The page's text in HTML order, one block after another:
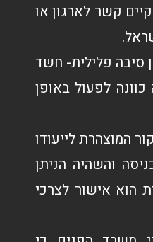
קשר לארגון או
סיבה פלילית- חשד
לפעול באופן
המוצהרת לייעודו
והשהיה הניתן
הוא אישור לצרכי